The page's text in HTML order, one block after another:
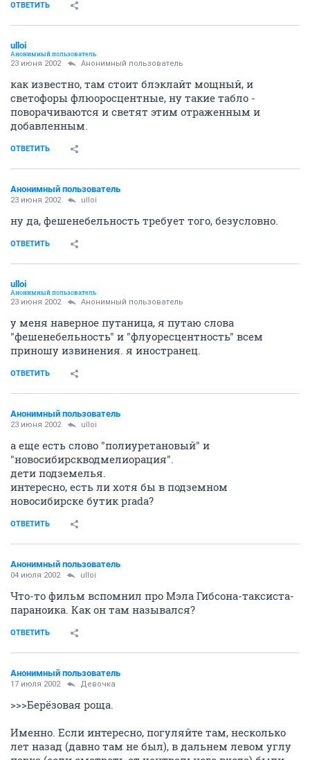
ОТВЕТИТЬ
ulloi
Анонимный пользователь
23 июня 2002 Анонимный пользователь
как известно, там стоит блэклайт мощный, и
светофоры флюоросцентные, ну такие табло -
поворачиваются и светят этим отраженным и
добавленным.
ОТВЕТИТЬ
Анонимный пользователь
23 июня 2002 ulloi
ну да, фешенебельность требует того, безусловно.
ОТВЕТИТЬ
ulloi
Анонимный пользователь
23 июня 2002 Анонимный пользователь
у меня наверное путаница, я путаю слова
"фешенебельность" и "флуоресцентность" всем
приношу извинения. я иностранец.
ОТВЕТИТЬ
Анонимный пользователь
23 июня 2002 ulloi
а еще есть слово "полиуретановый" и
"новосибирскводмелиорация".
дети подземелья.
интересно, есть ли хотя бы в подземном
новосибирске бутик prada?
ОТВЕТИТЬ
Анонимный пользователь
04 июля 2002 ulloi
Что-то фильм вспомнил про Мэла Гибсона-таксиста-
параноика. Как он там назывался?
ОТВЕТИТЬ
Анонимный пользователь
17 июля 2002 Девочка
>>>Берёзовая роща.
Именно. Если интересно, погуляйте там, несколько
лет назад (давно там не был), в дальнем левом углу